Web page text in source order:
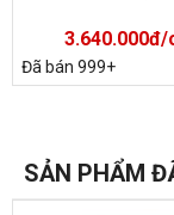
3.640.000đ/
Đã bán 999+
SẢN PHẨM